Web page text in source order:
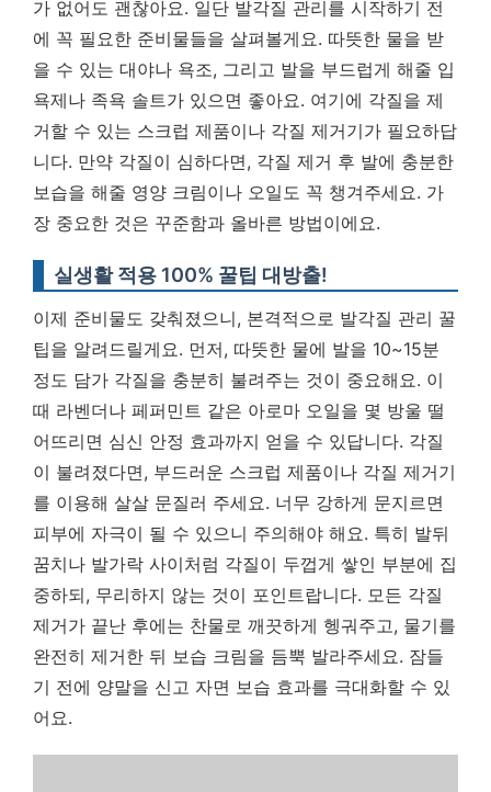
가 없어도 괜찮아요. 일단 발각질 관리를 시작하기 전
에 꼭 필요한 준비물들을 살펴볼게요. 따뜻한 물을 받
을 수 있는 대야나 욕조, 그리고 발을 부드럽게 해줄 입
욕제나 족욕 솔트가 있으면 좋아요. 여기에 각질을 제
거할 수 있는 스크럽 제품이나 각질 제거기가 필요하답
니다. 만약 각질이 심하다면, 각질 제거 후 발에 충분한
보습을 해줄 영양 크림이나 오일도 꼭 챙겨주세요. 가
장 중요한 것은 꾸준함과 올바른 방법이에요.
실생활 적용 100% 꿀팁 대방출!
이제 준비물도 갖춰졌으니, 본격적으로 발각질 관리 꿀
팁을 알려드릴게요. 먼저, 따뜻한 물에 발을 10~15분
정도 담가 각질을 충분히 불려주는 것이 중요해요. 이
때 라벤더나 페퍼민트 같은 아로마 오일을 몇 방울 떨
어뜨리면 심신 안정 효과까지 얻을 수 있답니다. 각질
이 불려졌다면, 부드러운 스크럽 제품이나 각질 제거기
를 이용해 살살 문질러 주세요. 너무 강하게 문지르면
피부에 자극이 될 수 있으니 주의해야 해요. 특히 발뒤
꿈치나 발가락 사이처럼 각질이 두껍게 쌓인 부분에 집
중하되, 무리하지 않는 것이 포인트랍니다. 모든 각질
제거가 끝난 후에는 찬물로 깨끗하게 헹궈주고, 물기를
완전히 제거한 뒤 보습 크림을 듬뿍 발라주세요. 잠들
기 전에 양말을 신고 자면 보습 효과를 극대화할 수 있
어요.